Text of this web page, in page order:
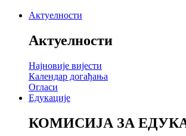
Актуелности
Актуелности
Најновије вијести
Календар догађања
Огласи
Едукације
КОМИСИЈА ЗА